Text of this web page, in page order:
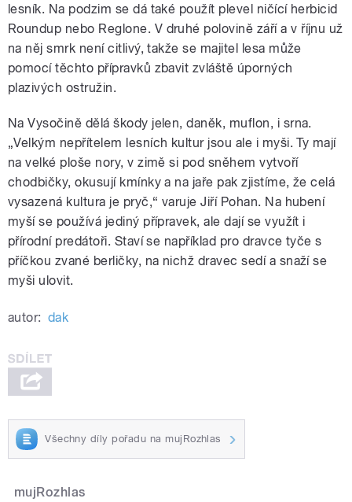
lesník. Na podzim se dá také použít plevel ničící herbicid
Roundup nebo Reglone. V druhé polovině září a v říjnu už
na něj smrk není citlivý, takže se majitel lesa může
pomocí těchto přípravků zbavit zvláště úporných
plazivých ostružin.
Na Vysočině dělá škody jelen, daněk, muflon, i srna.
„Velkým nepřítelem lesních kultur jsou ale i myši. Ty mají
na velké ploše nory, v zimě si pod sněhem vytvoří
chodbičky, okusují kmínky a na jaře pak zjistíme, že celá
vysazená kultura je pryč,“ varuje Jiří Pohan. Na hubení
myší se používá jediný přípravek, ale dají se využít i
přírodní predátoři. Staví se například pro dravce tyče s
příčkou zvané berličky, na nichž dravec sedí a snaží se
myši ulovit.
autor: dak
Všechny díly pořadu na mujRozhlas
mujRozhlas